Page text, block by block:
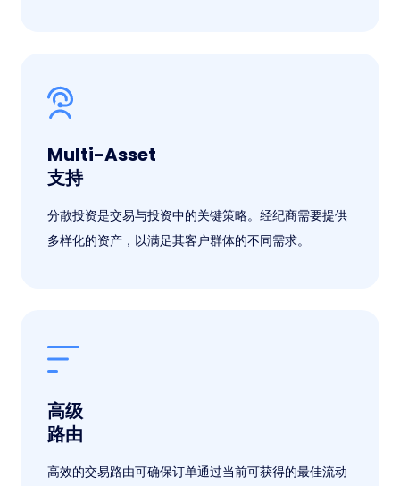
Multi-Asset
支持
分散投资是交易与投资中的关键策略。经纪商需要提供
多样化的资产，以满足其客户群体的不同需求。
高级
路由
高效的交易路由可确保订单通过当前可获得的最佳流动